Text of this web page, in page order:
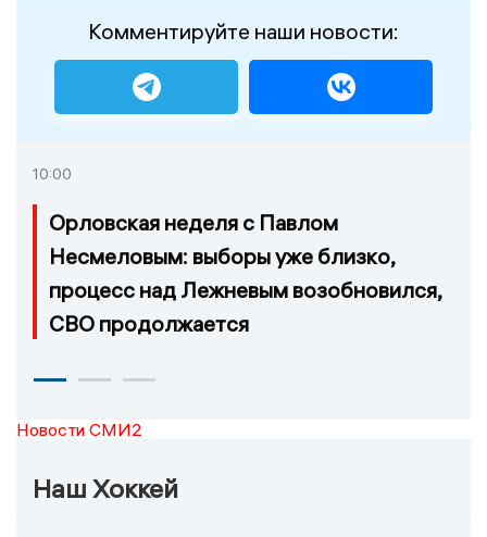
Комментируйте наши новости:
10:00
Орловская неделя с Павлом
Несмеловым: выборы уже близко,
процесс над Лежневым возобновился,
СВО продолжается
Новости СМИ2
Наш Хоккей